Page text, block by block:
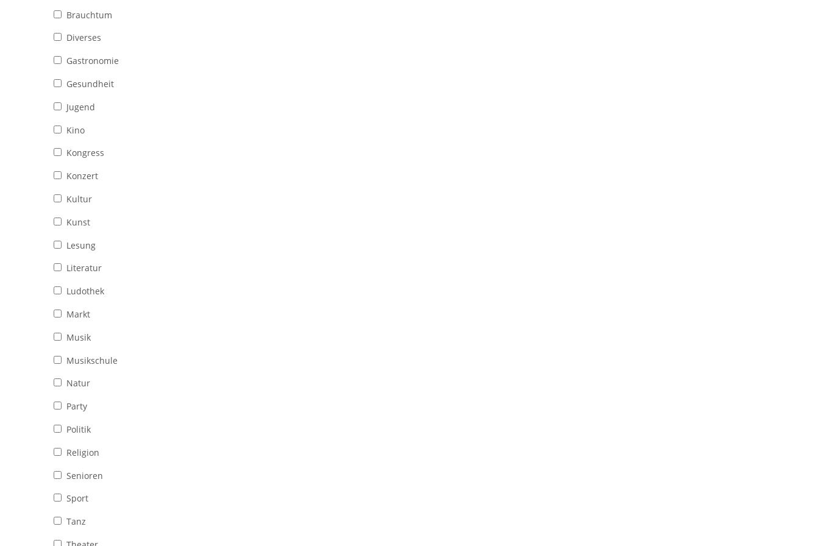
Brauchtum
Diverses
Gastronomie
Gesundheit
Jugend
Kino
Kongress
Konzert
Kultur
Kunst
Lesung
Literatur
Ludothek
Markt
Musik
Musikschule
Natur
Party
Politik
Religion
Senioren
Sport
Tanz